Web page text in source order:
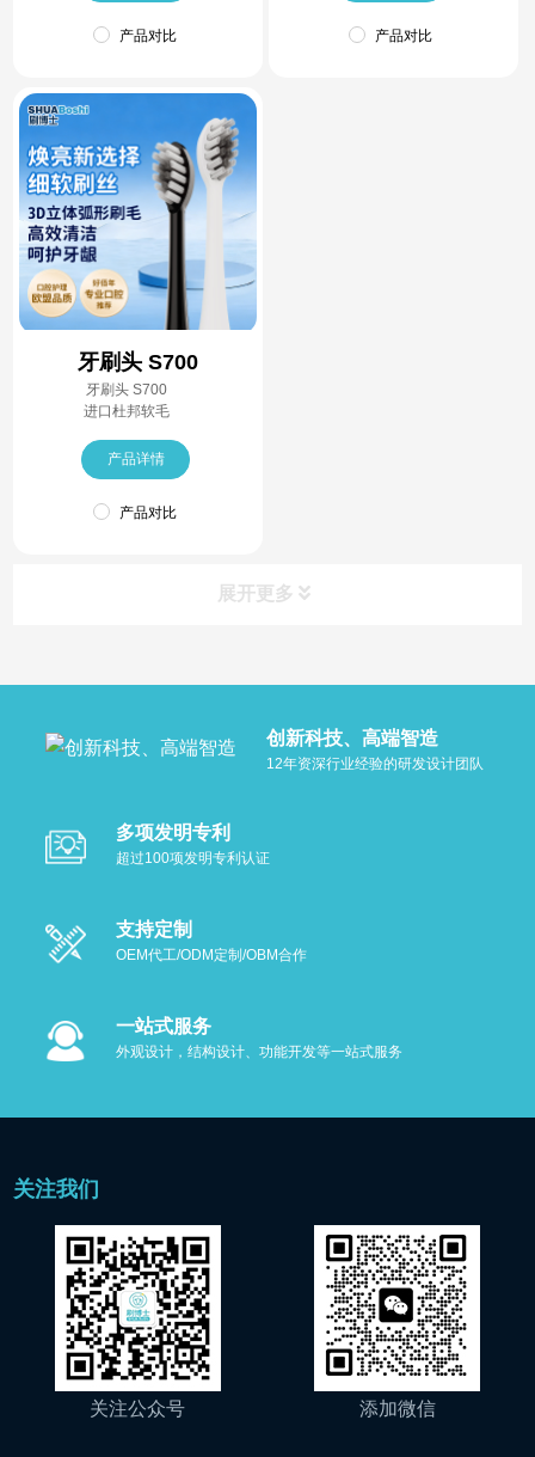
产品对比 产品对比
牙刷头 S700
牙刷头 S700
进口杜邦软毛
产品详情
产品对比
展开更多
推荐产品
创新科技、高端智造
12年资深行业经验的研发设计团队
多项发明专利
超过100项发明专利认证
支持定制
OEM代工/ODM定制/OBM合作
一站式服务
外观设计，结构设计、功能开发等一站式服务
关注我们
关注公众号 添加微信